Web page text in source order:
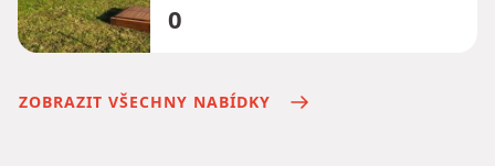
0
ZOBRAZIT VŠECHNY NABÍDKY